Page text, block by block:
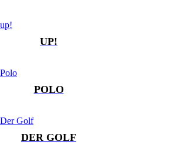
UP!
POLO
DER GOLF